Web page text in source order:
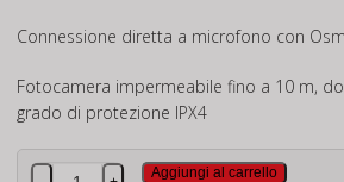
Connessione diretta a microfono con
Fotocamera impermeabile fino a 10 m,
grado di protezione IPX4
DJI
Aggiungi al carrello